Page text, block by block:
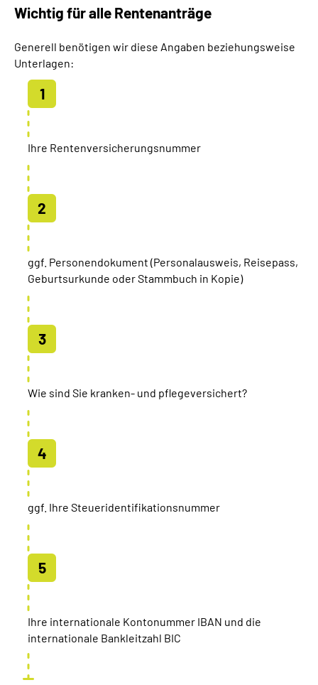
Wichtig für alle Rentenanträge
Generell benötigen wir diese Angaben beziehungsweise
Unterlagen:
Ihre Rentenversicherungsnummer
ggf. Personendokument (Personalausweis, Reisepass,
Geburtsurkunde oder Stammbuch in Kopie)
Wie sind Sie kranken- und pflegeversichert?
ggf. Ihre Steueridentifikationsnummer
Ihre internationale Kontonummer IBAN und die
internationale Bankleitzahl BIC